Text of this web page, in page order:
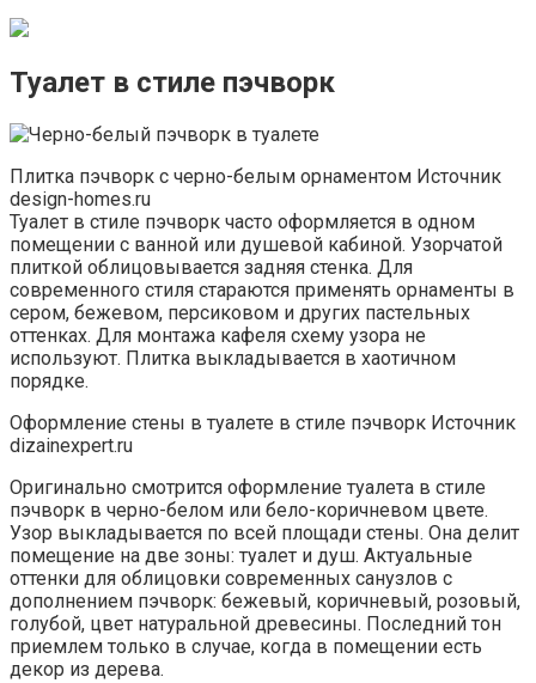
Туалет в стиле пэчворк
Плитка пэчворк с черно-белым орнаментом Источник
design-homes.ru
Туалет в стиле пэчворк часто оформляется в одном
помещении с ванной или душевой кабиной. Узорчатой
плиткой облицовывается задняя стенка. Для
современного стиля стараются применять орнаменты в
сером, бежевом, персиковом и других пастельных
оттенках. Для монтажа кафеля схему узора не
используют. Плитка выкладывается в хаотичном
порядке.
Оформление стены в туалете в стиле пэчворк Источник
dizainexpert.ru
Оригинально смотрится оформление туалета в стиле
пэчворк в черно-белом или бело-коричневом цвете.
Узор выкладывается по всей площади стены. Она делит
помещение на две зоны: туалет и душ. Актуальные
оттенки для облицовки современных санузлов с
дополнением пэчворк: бежевый, коричневый, розовый,
голубой, цвет натуральной древесины. Последний тон
приемлем только в случае, когда в помещении есть
декор из дерева.